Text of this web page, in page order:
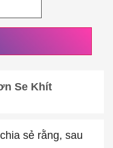
Se Khít
sẻ rằng, sau